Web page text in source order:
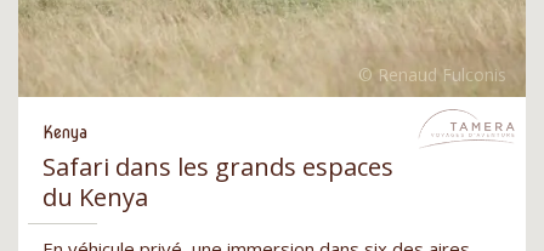
Kenya
Safari dans les grands espaces
du Kenya